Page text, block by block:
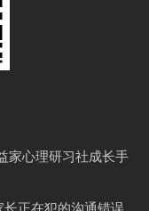
家心理研习社成长手